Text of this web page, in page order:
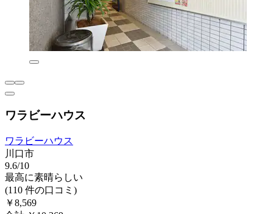
ワラビーハウス
ワラビーハウス
川口市
9.6/10
最高に素晴らしい
(110 件の口コミ)
￥8,569